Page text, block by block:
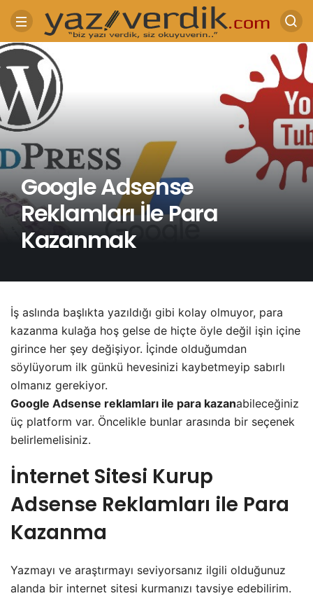
Google Adsense
Reklamları İle Para
Kazanmak
İş aslında başlıkta yazıldığı gibi kolay olmuyor, para
kazanma kulağa hoş gelse de hiçte öyle değil işin içine
girince her şey değişiyor. İçinde olduğumdan
söylüyorum ilk günkü hevesinizi kaybetmeyip sabırlı
olmanız gerekiyor.
Google Adsense reklamları ile para kazanabileceğiniz
üç platform var. Öncelikle bunlar arasında bir seçenek
belirlemelisiniz.
İnternet Sitesi Kurup
Adsense Reklamları ile Para
Kazanma
Yazmayı ve araştırmayı seviyorsanız ilgili olduğunuz
alanda bir internet sitesi kurmanızı tavsiye edebilirim.